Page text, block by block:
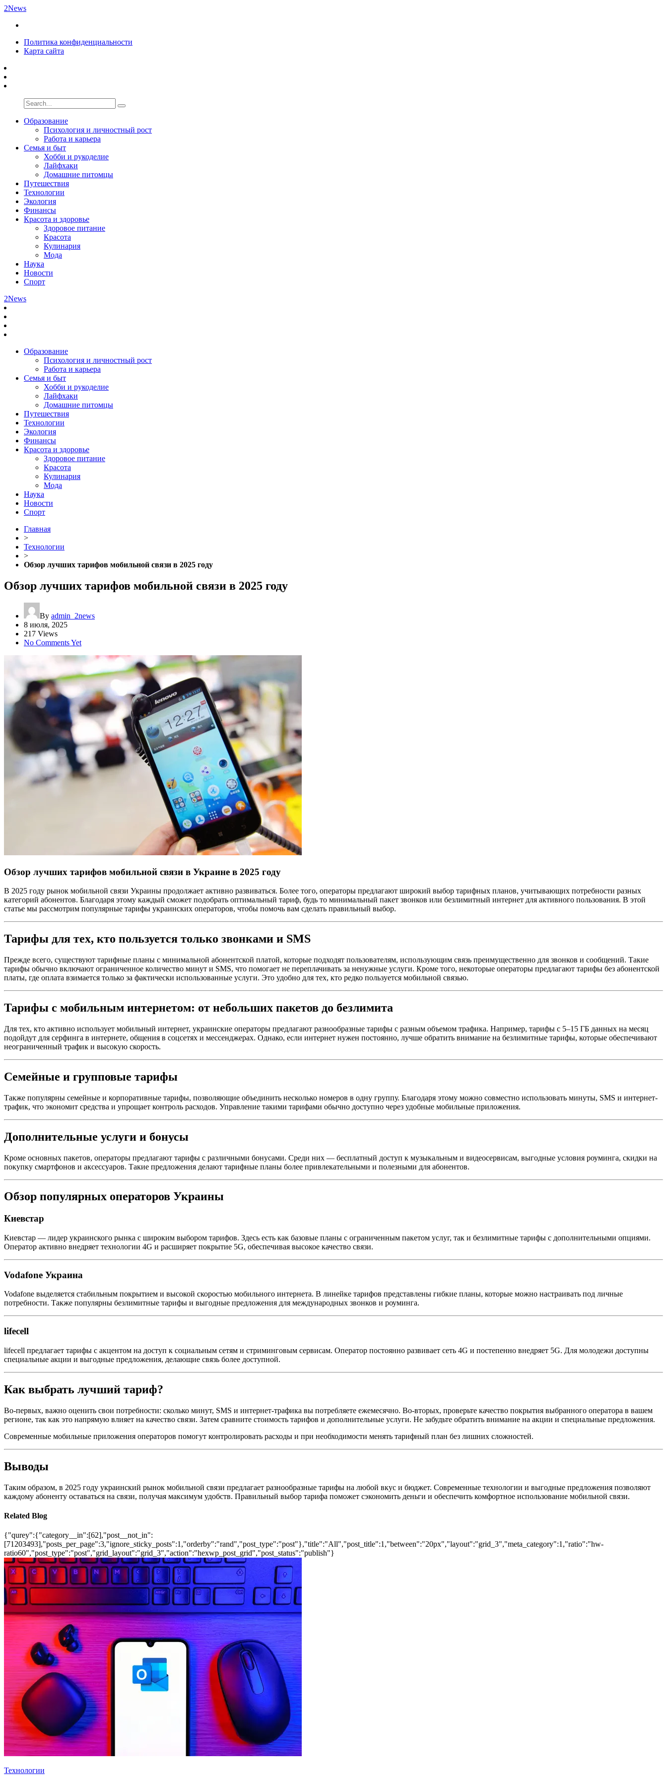
2News
Политика конфиденциальности
Карта сайта
Образование
Психология и личностный рост
Работа и карьера
Семья и быт
Хобби и рукоделие
Лайфхаки
Домашние питомцы
Путешествия
Технологии
Экология
Финансы
Красота и здоровье
Здоровое питание
Красота
Кулинария
Мода
Наука
Новости
Спорт
2News
Образование
Психология и личностный рост
Работа и карьера
Семья и быт
Хобби и рукоделие
Лайфхаки
Домашние питомцы
Путешествия
Технологии
Экология
Финансы
Красота и здоровье
Здоровое питание
Красота
Кулинария
Мода
Наука
Новости
Спорт
Главная
>
Технологии
>
Обзор лучших тарифов мобильной связи в 2025 году
Обзор лучших тарифов мобильной связи в 2025 году
By admin_2news
8 июля, 2025
217 Views
No Comments Yet
Обзор лучших тарифов мобильной связи в Украине в 2025 году
В 2025 году рынок мобильной связи Украины продолжает активно развиваться. Более того, операторы предлагают широкий выбор тарифных планов, учитывающих потребности разных
категорий абонентов. Благодаря этому каждый сможет подобрать оптимальный тариф, будь то минимальный пакет звонков или безлимитный интернет для активного пользования. В этой
статье мы рассмотрим популярные тарифы украинских операторов, чтобы помочь вам сделать правильный выбор.
Тарифы для тех, кто пользуется только звонками и SMS
Прежде всего, существуют тарифные планы с минимальной абонентской платой, которые подходят пользователям, использующим связь преимущественно для звонков и сообщений. Такие
тарифы обычно включают ограниченное количество минут и SMS, что помогает не переплачивать за ненужные услуги. Кроме того, некоторые операторы предлагают тарифы без абонентской
платы, где оплата взимается только за фактически использованные услуги. Это удобно для тех, кто редко пользуется мобильной связью.
Тарифы с мобильным интернетом: от небольших пакетов до безлимита
Для тех, кто активно использует мобильный интернет, украинские операторы предлагают разнообразные тарифы с разным объемом трафика. Например, тарифы с 5–15 ГБ данных на месяц
подойдут для серфинга в интернете, общения в соцсетях и мессенджерах. Однако, если интернет нужен постоянно, лучше обратить внимание на безлимитные тарифы, которые обеспечивают
неограниченный трафик и высокую скорость.
Семейные и групповые тарифы
Также популярны семейные и корпоративные тарифы, позволяющие объединить несколько номеров в одну группу. Благодаря этому можно совместно использовать минуты, SMS и интернет-
трафик, что экономит средства и упрощает контроль расходов. Управление такими тарифами обычно доступно через удобные мобильные приложения.
Дополнительные услуги и бонусы
Кроме основных пакетов, операторы предлагают тарифы с различными бонусами. Среди них — бесплатный доступ к музыкальным и видеосервисам, выгодные условия роуминга, скидки на
покупку смартфонов и аксессуаров. Такие предложения делают тарифные планы более привлекательными и полезными для абонентов.
Обзор популярных операторов Украины
Киевстар
Киевстар — лидер украинского рынка с широким выбором тарифов. Здесь есть как базовые планы с ограниченным пакетом услуг, так и безлимитные тарифы с дополнительными опциями.
Оператор активно внедряет технологии 4G и расширяет покрытие 5G, обеспечивая высокое качество связи.
Vodafone Украина
Vodafone выделяется стабильным покрытием и высокой скоростью мобильного интернета. В линейке тарифов представлены гибкие планы, которые можно настраивать под личные
потребности. Также популярны безлимитные тарифы и выгодные предложения для международных звонков и роуминга.
lifecell
lifecell предлагает тарифы с акцентом на доступ к социальным сетям и стриминговым сервисам. Оператор постоянно развивает сеть 4G и постепенно внедряет 5G. Для молодежи доступны
специальные акции и выгодные предложения, делающие связь более доступной.
Как выбрать лучший тариф?
Во-первых, важно оценить свои потребности: сколько минут, SMS и интернет-трафика вы потребляете ежемесячно. Во-вторых, проверьте качество покрытия выбранного оператора в вашем
регионе, так как это напрямую влияет на качество связи. Затем сравните стоимость тарифов и дополнительные услуги. Не забудьте обратить внимание на акции и специальные предложения.
Современные мобильные приложения операторов помогут контролировать расходы и при необходимости менять тарифный план без лишних сложностей.
Выводы
Таким образом, в 2025 году украинский рынок мобильной связи предлагает разнообразные тарифы на любой вкус и бюджет. Современные технологии и выгодные предложения позволяют
каждому абоненту оставаться на связи, получая максимум удобств. Правильный выбор тарифа поможет сэкономить деньги и обеспечить комфортное использование мобильной связи.
Related Blog
{"qurey":{"category__in":[62],"post__not_in":
[71203493],"posts_per_page":3,"ignore_sticky_posts":1,"orderby":"rand","post_type":"post"},"title":"All","post_title":1,"between":"20px","layout":"grid_3","meta_category":1,"ratio":"hw-
ratio60","post_type":"post","grid_layout":"grid_3","action":"hexwp_post_grid","post_status":"publish"}
Технологии